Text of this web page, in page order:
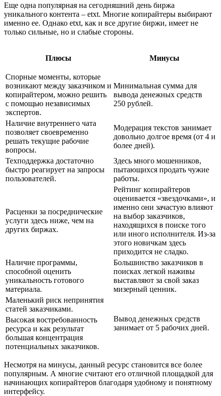
Еще одна популярная на сегодняшний день биржа
уникального контента – etxt. Многие копирайтеры выбирают
именно ее. Однако etxt, как и все другие биржи, имеет не
только сильные, но и слабые стороны.
Плюсы Минусы
Спорные моменты, которые
возникают между заказчиком и
копирайтером, можно решить
с помощью независимых
экспертов.
Минимальная сумма для
вывода денежных средств
250 рублей.
Наличие внутреннего чата
позволяет своевременно
решать текущие рабочие
вопросы.
Модерация текстов занимает
довольно долгое время (от 4 и
более дней).
Техподдержка достаточно
быстро реагирует на запросы
пользователей.
Здесь много мошенников,
пытающихся продать чужие
работы.
Расценки за посреднические
услуги здесь ниже, чем на
других биржах.
Рейтинг копирайтеров
оценивается «звездочками», и
именно они зачастую влияют
на выбор заказчиков,
находящихся в поиске того
или иного исполнителя. Из-за
этого новичкам здесь
приходится не сладко.
Наличие программы,
способной оценить
уникальность готового
материала.
Большинство заказчиков в
поисках легкой наживы
выставляют за свой заказ
мизерный ценник.
Маленький риск непринятия
статей заказчиками.
Вывод денежных средств
занимает от 5 рабочих дней.
Высокая востребованность
ресурса и как результат
большая концентрация
потенциальных заказчиков.
Несмотря на минусы, данный ресурс становится все более
популярным. А многие считают его отличной площадкой для
начинающих копирайтеров благодаря удобному и понятному
интерфейсу.